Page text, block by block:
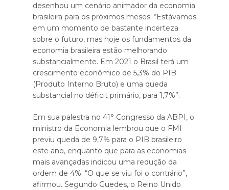
desenhou um cenário animador da economia
brasileira para os próximos meses. “Estávamos
em um momento de bastante incerteza
sobre o futuro, mas hoje os fundamentos da
economia brasileira estão melhorando
substancialmente. Em 2021 o Brasil terá um
crescimento econômico de 5,3% do PIB
(Produto Interno Bruto) e uma queda
substancial no déficit primário, para 1,7%”.
Em sua palestra no 41° Congresso da ABPI, o
ministro da Economia lembrou que o FMI
previu queda de 9,7% para o PIB brasileiro
este ano, enquanto que para as economias
mais avançadas indicou uma redução da
ordem de 4%. “O que se viu foi o contrário”,
afirmou. Segundo Guedes, o Reino Unido